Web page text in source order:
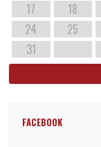
17
18
24
25
31
FACEBOOK